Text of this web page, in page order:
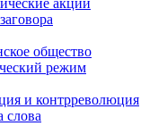
акции
общество
режим
и контрреволюция
слова